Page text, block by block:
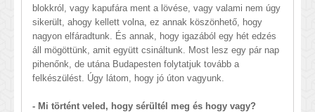
blokkról, vagy kapufára ment a lövése, vagy valami nem úgy
sikerült, ahogy kellett volna, ez annak köszönhető, hogy
nagyon elfáradtunk. És annak, hogy igazából egy hét edzés
áll mögöttünk, amit együtt csináltunk. Most lesz egy pár nap
pihenőnk, de utána Budapesten folytatjuk tovább a
felkészülést. Úgy látom, hogy jó úton vagyunk.
- Mi történt veled, hogy sérültél meg és hogy vagy?